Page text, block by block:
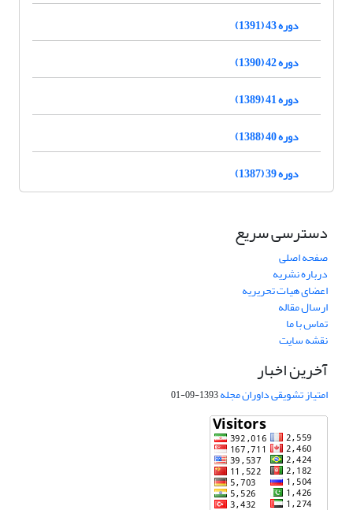
دوره 43 (1391)
دوره 42 (1390)
دوره 41 (1389)
دوره 40 (1388)
دوره 39 (1387)
دسترسی سریع
صفحه اصلی
درباره نشریه
اعضای هیات تحریریه
ارسال مقاله
تماس با ما
نقشه سایت
آخرین اخبار
امتیاز تشویقی داوران مجله1393-09-01